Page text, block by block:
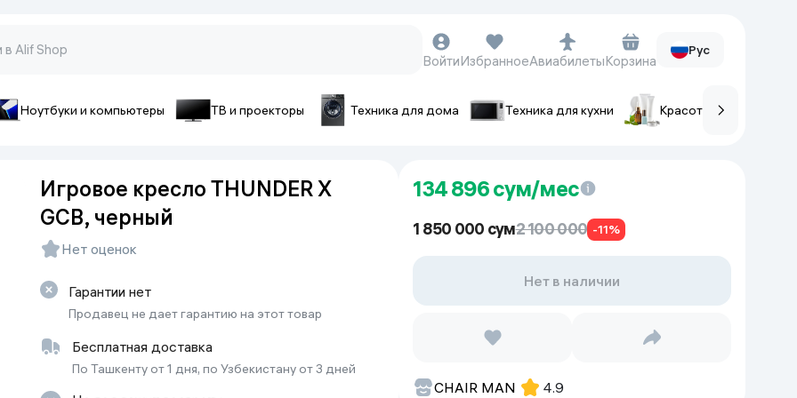
и гаджеты
Чехлы для смартфонов
Cопутствующие товары
Батарейки и аккумуляторы
Кабели
Смарт-часы
Наручные часы
Ремешки для часов
Фотоаппараты и видеокамеры
Экшен-камеры
ВойтиИзбранноеАвиабилетыКорзина
Рус
Ноутбуки и компьютеры ТВ и проекторы Техника для дома Техника для кухни Красота и уход
Игровое кресло THUNDER X
GCB, черный
Нет оценок
Гарантии нет
Продавец не дает гарантию на этот товар
Бесплатная доставка
По Ташкенту от 1 дня, по Узбекистану от 3 дней
134 896сум/мес
1 850 000 сум2 100 000 -11%
Нет в наличии
CHAIR MAN 4.9